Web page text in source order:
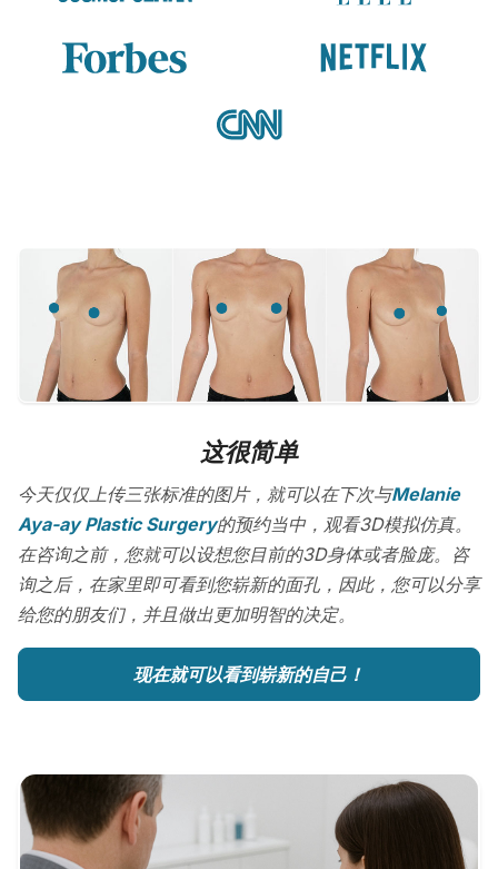
这很简单
今天仅仅上传三张标准的图片，就可以在下次与Melanie
Aya-ay Plastic Surgery的预约当中，观看3D模拟仿真。
在咨询之前，您就可以设想您目前的3D身体或者脸庞。咨
询之后，在家里即可看到您崭新的面孔，因此，您可以分享
给您的朋友们，并且做出更加明智的决定。
现在就可以看到崭新的自己！